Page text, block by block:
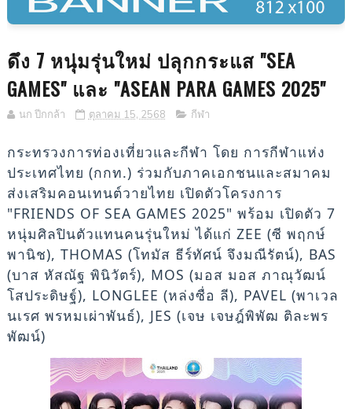
ดึง 7 หนุ่มรุ่นใหม่ ปลุกกระแส "SEA
GAMES" และ "ASEAN PARA GAMES 2025"
นก ปีกกล้า ตุลาคม 15, 2568 กีฬา
กระทรวงการท่องเที่ยวและกีฬา โดย การกีฬาแห่ง
ประเทศไทย (กกท.) ร่วมกับภาคเอกชนและสมาคม
ส่งเสริมคอนเทนต์วายไทย เปิดตัวโครงการ
"FRIENDS OF SEA GAMES 2025" พร้อม เปิดตัว 7
หนุ่มศิลปินตัวแทนคนรุ่นใหม่ ได้แก่ ZEE (ซี พฤกษ์
พานิช), THOMAS (โทมัส ธีร์ทัศน์ จึงมณีรัตน์), BAS
(บาส หัสณัฐ พินิวัตร์), MOS (มอส มอส ภาณุวัฒน์
โสประดิษฐ์), LONGLEE (หล่งซื่อ ลี), PAVEL (พาเวล
นเรศ พรหมเผ่าพันธ์), JES (เจษ เจษฎ์พิพัฒ ติละพร
พัฒน์)